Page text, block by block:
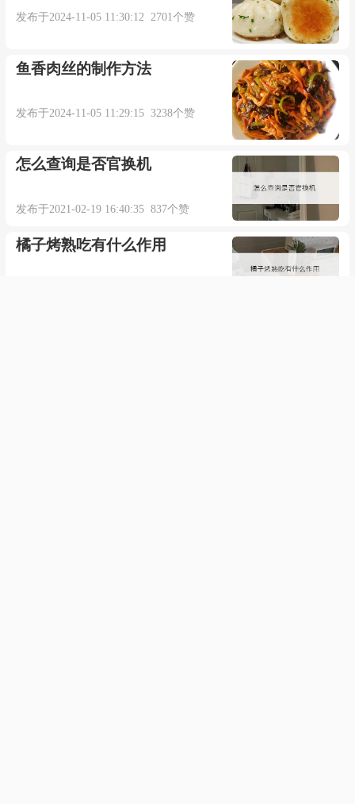
发布于2024-11-05 11:30:12 2701个赞
鱼香肉丝的制作方法
发布于2024-11-05 11:29:15 3238个赞
怎么查询是否官换机
发布于2021-02-19 16:40:35 837个赞
橘子烤熟吃有什么作用